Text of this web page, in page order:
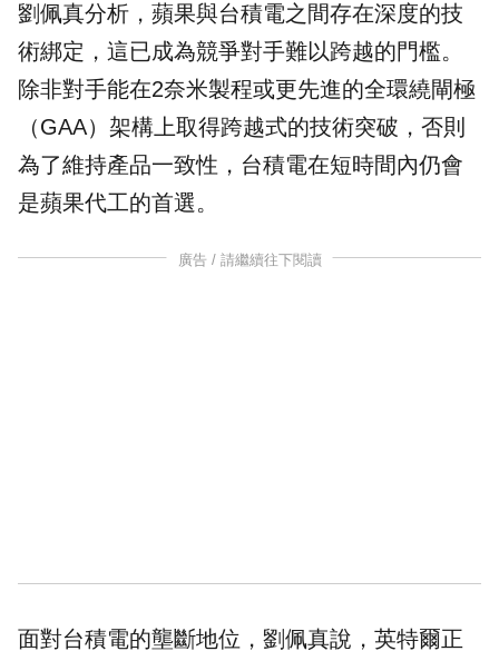
劉佩真分析，蘋果與台積電之間存在深度的技
術綁定，這已成為競爭對手難以跨越的門檻。
除非對手能在2奈米製程或更先進的全環繞閘極
（GAA）架構上取得跨越式的技術突破，否則
為了維持產品一致性，台積電在短時間內仍會
是蘋果代工的首選。
廣告 / 請繼續往下閱讀
面對台積電的壟斷地位，劉佩真說，英特爾正